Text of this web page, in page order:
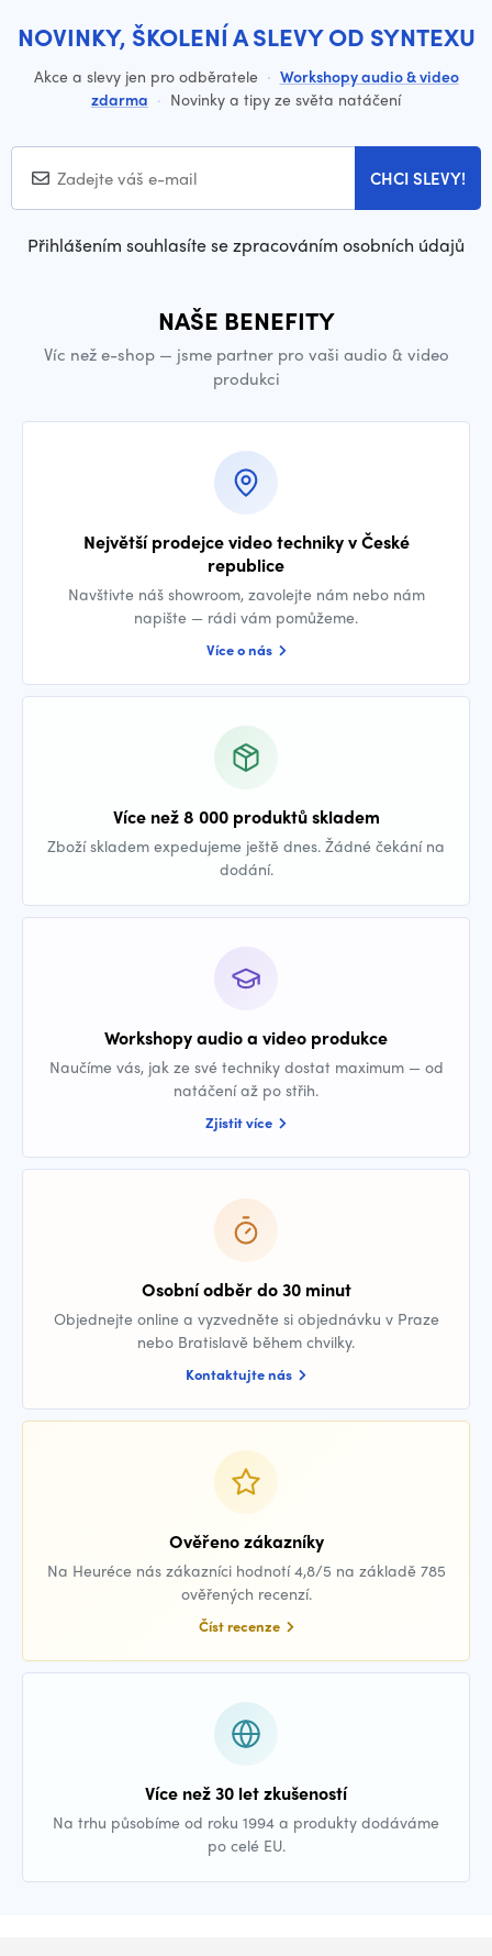
NOVINKY, ŠKOLENÍ A SLEVY OD SYNTEXU
Akce a slevy jen pro odběratele · Workshopy audio & video
zdarma · Novinky a tipy ze světa natáčení
CHCI SLEVY!
Přihlášením souhlasíte se zpracováním osobních údajů
NAŠE BENEFITY
Víc než e-shop — jsme partner pro vaši audio & video
produkci
Největší prodejce video techniky v České
republice
Navštivte náš showroom, zavolejte nám nebo nám
napište — rádi vám pomůžeme.
Více o nás
Více než 8 000 produktů skladem
Zboží skladem expedujeme ještě dnes. Žádné čekání na
dodání.
Workshopy audio a video produkce
Naučíme vás, jak ze své techniky dostat maximum — od
natáčení až po střih.
Zjistit více
Osobní odběr do 30 minut
Objednejte online a vyzvedněte si objednávku v Praze
nebo Bratislavě během chvilky.
Kontaktujte nás
Ověřeno zákazníky
Na Heuréce nás zákazníci hodnotí 4,8/5 na základě 785
ověřených recenzí.
Číst recenze
Více než 30 let zkušeností
Na trhu působíme od roku 1994 a produkty dodáváme
po celé EU.